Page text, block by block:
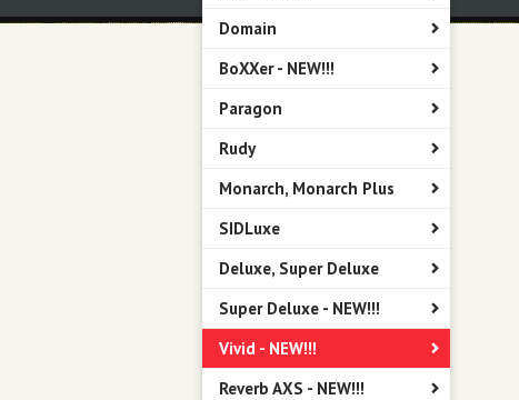
Domain
BoXXer - NEW!!!
Paragon
Rudy
Monarch, Monarch Plus
SIDLuxe
Deluxe, Super Deluxe
Super Deluxe - NEW!!!
Vivid - NEW!!!
Reverb AXS - NEW!!!